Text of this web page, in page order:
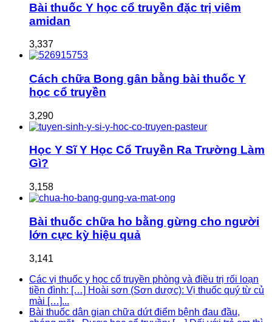
Bài thuốc Y học cổ truyền đặc trị viêm
amidan
3,337
Cách chữa Bong gân bằng bài thuốc Y
học cổ truyền
3,290
Học Y Sĩ Y Học Cổ Truyền Ra Trường Làm
Gì?
3,158
Bài thuốc chữa ho bằng gừng cho người
lớn cực kỳ hiệu quả
3,141
Các vị thuốc y học cổ truyền phòng và điều trị rối loạn
tiền đình: […] Hoài sơn (Sơn dược): Vị thuốc quý từ củ
mài […]...
Bài thuốc dân gian chữa dứt điểm bệnh đau đầu,